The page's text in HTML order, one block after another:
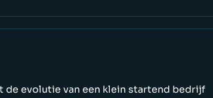
de evolutie van een klein startend bedrijf